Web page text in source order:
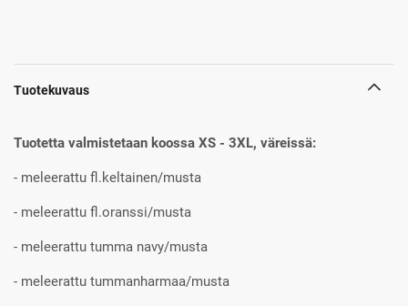
Tuotekuvaus
Tuotetta valmistetaan koossa XS - 3XL, väreissä:
- meleerattu fl.keltainen/musta
- meleerattu fl.oranssi/musta
- meleerattu tumma navy/musta
- meleerattu tummanharmaa/musta